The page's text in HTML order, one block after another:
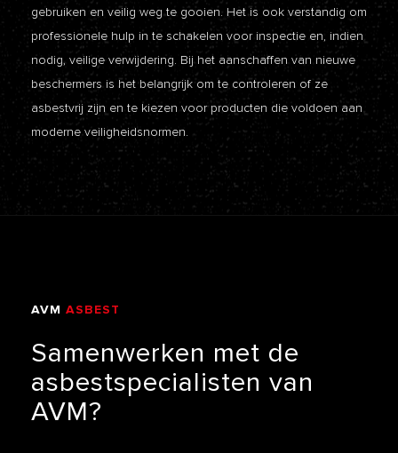
gebruiken en veilig weg te gooien. Het is ook verstandig om
professionele hulp in te schakelen voor inspectie en, indien
nodig, veilige verwijdering. Bij het aanschaffen van nieuwe
beschermers is het belangrijk om te controleren of ze
asbestvrij zijn en te kiezen voor producten die voldoen aan
moderne veiligheidsnormen.
AVM ASBEST
Samenwerken met de
asbestspecialisten van
AVM?